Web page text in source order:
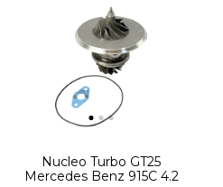
Nucleo Turbo GT25
Mercedes Benz 915C 4.2